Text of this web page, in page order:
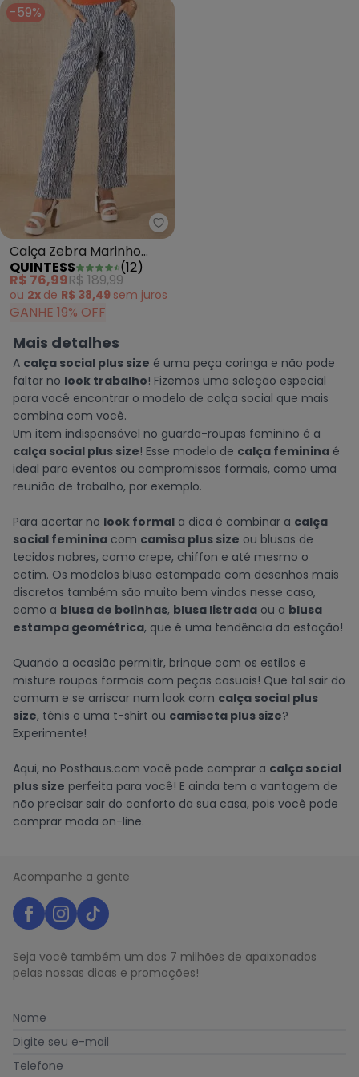
-59%
Quintess - Calça Zebra
Calça Zebra Marinho
com Bolsos
QUINTESS (12)
R$ 76,99R$ 189,99
ou 2x de R$ 38,49 sem juros
GANHE 19% OFF
Mais detalhes
A calça social plus size é uma peça coringa e não pode
faltar no look trabalho! Fizemos uma seleção especial
para você encontrar o modelo de calça social que mais
combina com você.
Um item indispensável no guarda-roupas feminino é a
calça social plus size! Esse modelo de calça feminina é
ideal para eventos ou compromissos formais, como uma
reunião de trabalho, por exemplo.
Para acertar no look formal a dica é combinar a calça
social feminina com camisa plus size ou blusas de
tecidos nobres, como crepe, chiffon e até mesmo o
cetim. Os modelos blusa estampada com desenhos mais
discretos também são muito bem vindos nesse caso,
como a blusa de bolinhas, blusa listrada ou a blusa
estampa geométrica, que é uma tendência da estação!
Quando a ocasião permitir, brinque com os estilos e
misture roupas formais com peças casuais! Que tal sair do
comum e se arriscar num look com calça social plus
size, tênis e uma t-shirt ou camiseta plus size?
Experimente!
Aqui, no Posthaus.com você pode comprar a calça social
plus size perfeita para você! E ainda tem a vantagem de
não precisar sair do conforto da sua casa, pois você pode
comprar moda on-line.
Acompanhe a gente
Seja você também um dos 7 milhões de apaixonados
pelas nossas dicas e promoções!
Nome
Digite seu e-mail
Telefone